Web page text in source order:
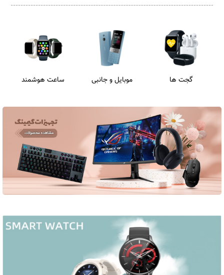
گجت ها موبایل و جانبی ساعت هوشمند